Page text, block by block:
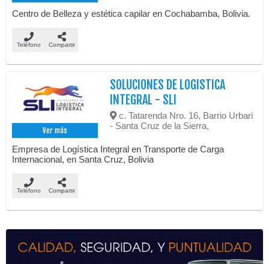
Centro de Belleza y estética capilar en Cochabamba, Bolivia.
Teléfono Compartir
Ver más
SOLUCIONES DE LOGISTICA
INTEGRAL - SLI
c. Tatarenda Nro. 16, Barrio Urbari
- Santa Cruz de la Sierra,
Empresa de Logística Integral en Transporte de Carga
Internacional, en Santa Cruz, Bolivia
Teléfono Compartir